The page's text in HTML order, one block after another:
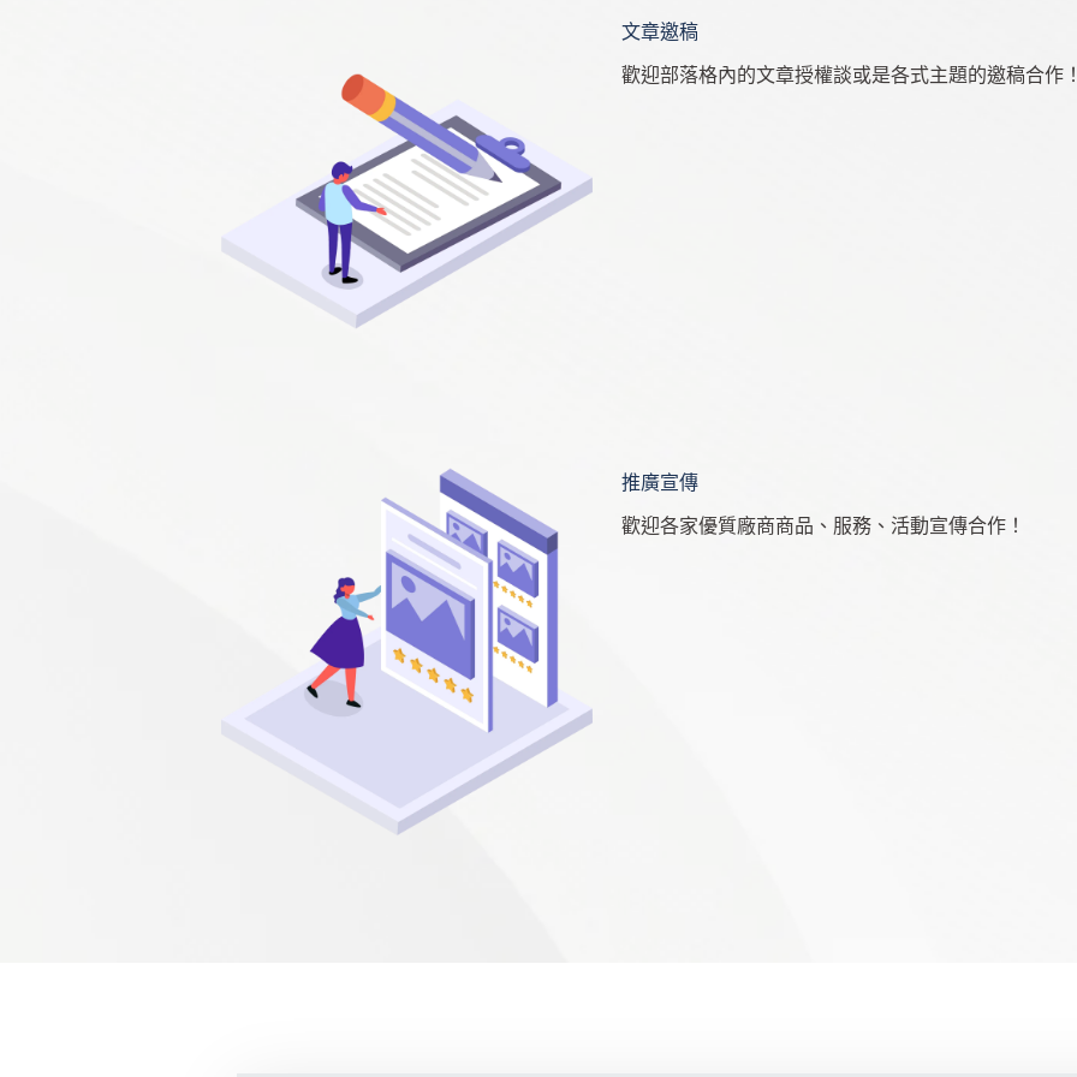
文章邀稿
歡迎部落格內的文章授權談或是各式主題的邀稿合作
推廣宣傳
歡迎各家優質廠商商品、服務、活動宣傳合作！